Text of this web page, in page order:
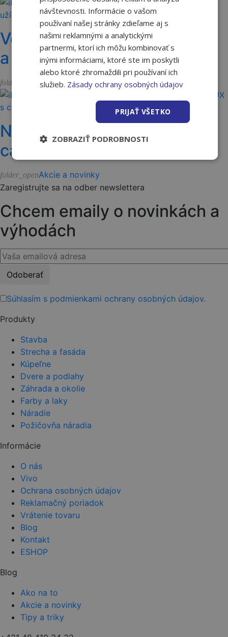
Vernostný program Nakupuj
a užívaj 2026 je spustený
folder_open Akcie a novinky
Nové okná VELUX s
cashbackom
folder_openAkcie a novinky
Zaregistrujte sa na odber newslettera
Chcem emaily o novinkách a
výhodách
Please
this
empty.
Súhlasím s podmienkami ochrany osobných údajov.
Produkty
Stavba
Strecha a fasáda
Kúpeľne
Dvere a podlahy
Záhrada a okolie
Farby a laky
Náradie
Požičovňa náradia
Informácie
O nás
Vivo
Ochrana osobných údajov
Reklamačný poriadok
Vrátenie tovaru
Blog
Kontakt
ESHOP
Blog
Ako na to
Akcie a novinky
Tipy a triky
návštevnosti. Informácie o vašom
používaní našej stránky zdieľame aj s
našimi reklamnými a analytickými
partnermi, ktorí ich môžu kombinovať s
inými informáciami, ktoré ste im poskytli
alebo ktoré zhromaždili pri používaní ich
služieb. Zásady ochrany osobných údajov
PRIJAŤ VŠETKO
ZOBRAZIŤ PODROBNOSTI